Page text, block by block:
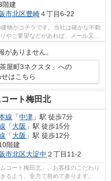
階建
市北区豊崎４丁目6-22
物がコチラです。当社は確かな不動
やご要望などがあれば、メール又は
がありません。
屋町3ネクスタ」への
はこちら
ート梅田北
線 「中津 」駅 徒歩7分
「大阪 」駅 徒歩15分
「大阪 」駅 徒歩12分
階建
市北区大淀中 ２丁目11-2
コート梅田北」。お客様のこだわり
るよう、全力で努めて参ります。